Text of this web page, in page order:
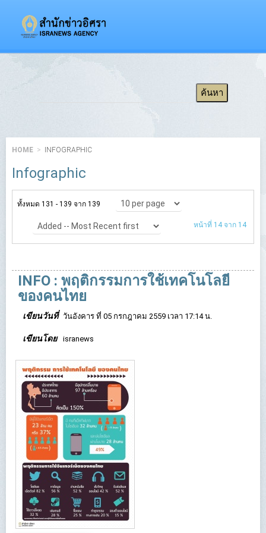
HOME INFOGRAPHIC
Infographic
ทั้งหมด 131 - 139 จาก 139 10 per page
Added -- Most Recent first หน้าที่ 14 จาก 14
INFO : พฤติกรรมการใช้เทคโนโลยี
ของคนไทย
เขียนวันที่ วันอังคาร ที่ 05 กรกฎาคม 2559 เวลา 17:14 น.
เขียนโดย isranews